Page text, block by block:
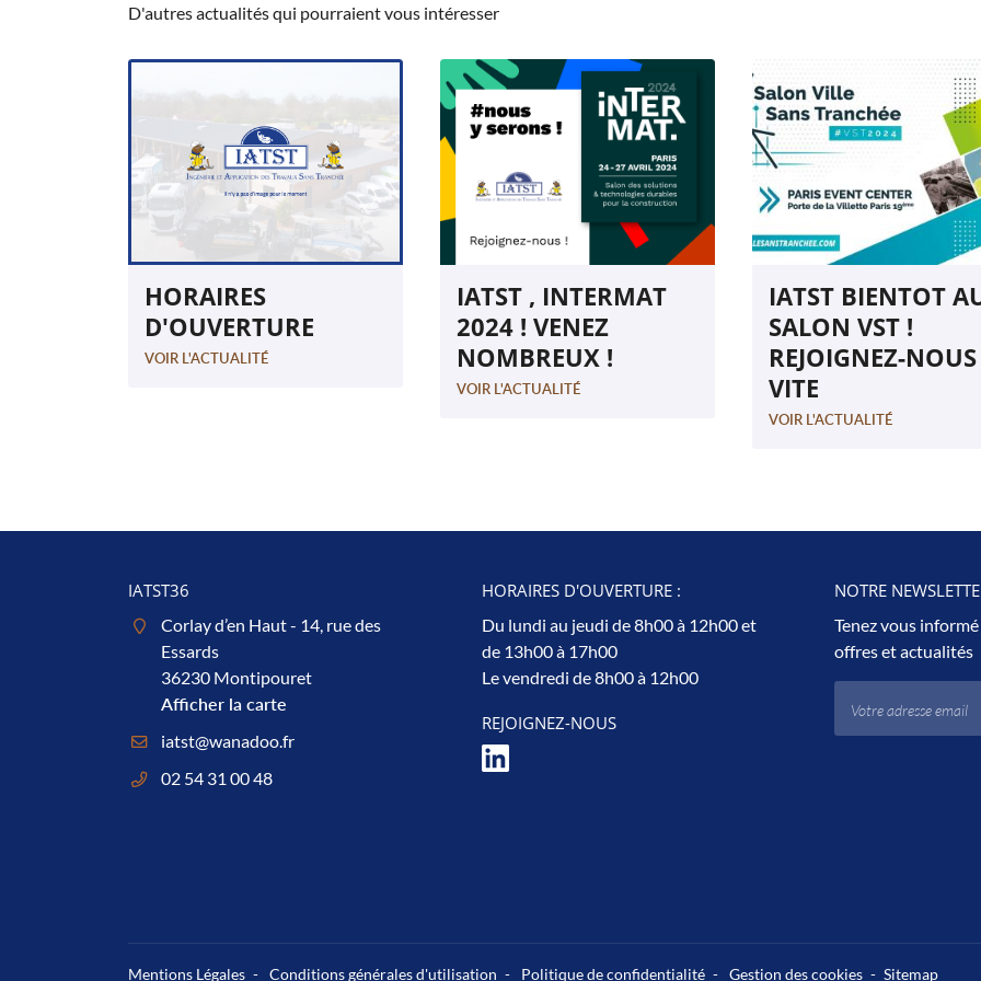
D'autres actualités qui pourraient vous intéresser
HORAIRES
D'OUVERTURE
VOIR L'ACTUALITÉ
IATST , INTERMAT
2024 ! VENEZ
NOMBREUX !
VOIR L'ACTUALITÉ
IATST BIENTOT
SALON VST !
REJOIGNEZ-NOUS
VITE
VOIR L'ACTUALITÉ
IATST36
Corlay d’en Haut - 14, rue des
Essards
36230 Montipouret
Afficher la carte
02 54 31 00 48
HORAIRES D'OUVERTURE :
Du lundi au jeudi de 8h00 à 12h00 et
de 13h00 à 17h00
Le vendredi de 8h00 à 12h00
REJOIGNEZ-NOUS
NOTRE
Tenez vous
offres et actualités
Mentions Légales Conditions générales d'utilisation Politique de confidentialité Gestion des cookies Sitemap